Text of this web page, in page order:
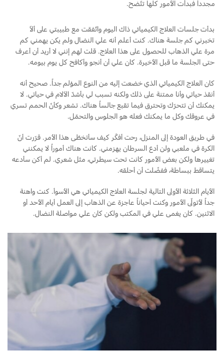
مجدداً فبدأت الأمور كلها تتّضح.
بدأت جلسات العلاج الكيميائي ذاك اليوم واتّفقت مع طبيبتي على ألاّ
تخبرني كم جلسة هناك. كنت أعلم أنه علي النضال ولم يكن يهمني كم
مرة علي الذهاب للحصول على هذا العلاج. قلت لهم إنني لا أريد أن أعرف
حتى الجلسة ما قبل الأخيرة. كان علي أن أنجو وأكافح كل يوم بيومه.
كان العلاج الكيميائي الذي خضعت إليه من النوع المؤلم جداً. صحيح أنه
أنقذ حياتي وأنا ممتنة على ذلك ولكنه تسبب لي بأشدّ الآلام في حياتي. لا
يمكنك أن تتحرّك وتحترق فيما تقبع جالساً هناك. تشعر وكأنّ الحمم تسري
في عروقك وكل ما يمكنك فعله هو الجلوس والتحمّل.
في طريق العودة إلى المنزل، رحت أفكّر كيف سأتخطّى هذا الأمر. قرّرت أنّ
الكرة في ملعبي ولن أدع السرطان يهزمني. كانت هناك أموراً لا يمكنني
تغييرها ولكن بعض الأمور كانت تحت سيطرتي، مثل شعري. لم أكن سأدعه
يتساقط ببساطة، ففضّلت أن أحلقه.
الأيام الثلاثة الأولى التالية لجلسة العلاج الكيميائي هي الأسوأ. كنت واهنة
جداً لأتولّى الأمور وكنت أحياناً عاجزة عن الذهاب إلى العمل أيام الأحد أو
الاثنين. كان يغمى علي في المكتب ولكن كان علي مواصلة النضال.